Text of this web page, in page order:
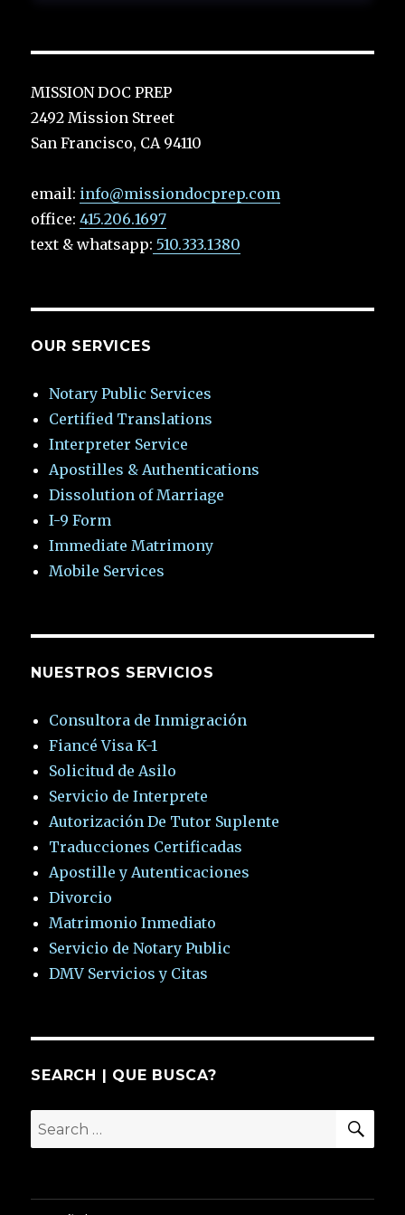
MISSION DOC PREP
2492 Mission Street
San Francisco, CA 94110
email: info@missiondocprep.com
office:415.206.1697
text & whatsapp: 510.333.1380
OUR SERVICES
Notary Public Services
Certified Translations
Interpreter Service
Apostilles & Authentications
Dissolution of Marriage
I-9 Form
Immediate Matrimony
Mobile Services
NUESTROS SERVICIOS
Consultora de Inmigración
Fiancé Visa K-1
Solicitud de Asilo
Servicio de Interprete
Autorización De Tutor Suplente
Traducciones Certificadas
Apostille y Autenticaciones
Divorcio
Matrimonio Inmediato
Servicio de Notary Public
DMV Servicios y Citas
SEARCH | QUE BUSCA?
Search
for: